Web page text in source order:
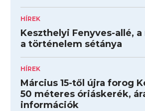
HÍREK
Keszthelyi Fenyves-allé,
a történelem sétánya
HÍREK
Március 15-től újra forog
50 méteres óriáskerék,
információk